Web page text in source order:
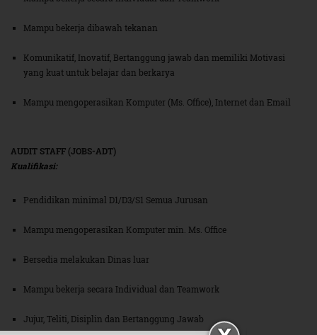
Mampu bekerja dibawah tekanan
Komunikatif, Inovatif, Bertanggung jawab dan memiliki Motivasi
yang kuat untuk belajar dan berkarya
Mampu mengoperasikan Komputer (Ms. Office), Internet dan Email
AUDIT STAFF (JOBS-ADT)
Kualifikasi:
Pendidikan minimal D1/D3/S1 Semua Jurusan
Mampu mengoperasikan Komputer min. Ms. Office
Bersedia melakukan Dinas luar
Mampu bekerja secara Individual dan Teamwork
Jujur, Teliti, Disiplin dan Bertanggung Jawab